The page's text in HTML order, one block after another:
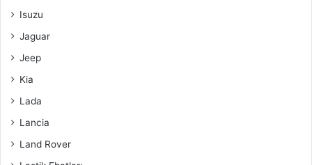
Isuzu
Jaguar
Jeep
Kia
Lada
Lancia
Land Rover